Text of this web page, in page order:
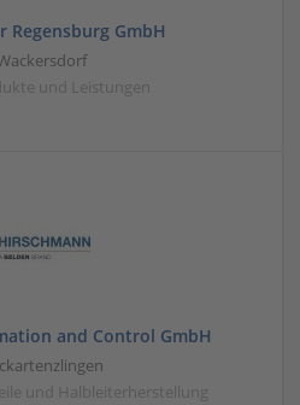
Regensburg GmbH
und Leistungen
and Control GmbH
und Halbleiterherstellung